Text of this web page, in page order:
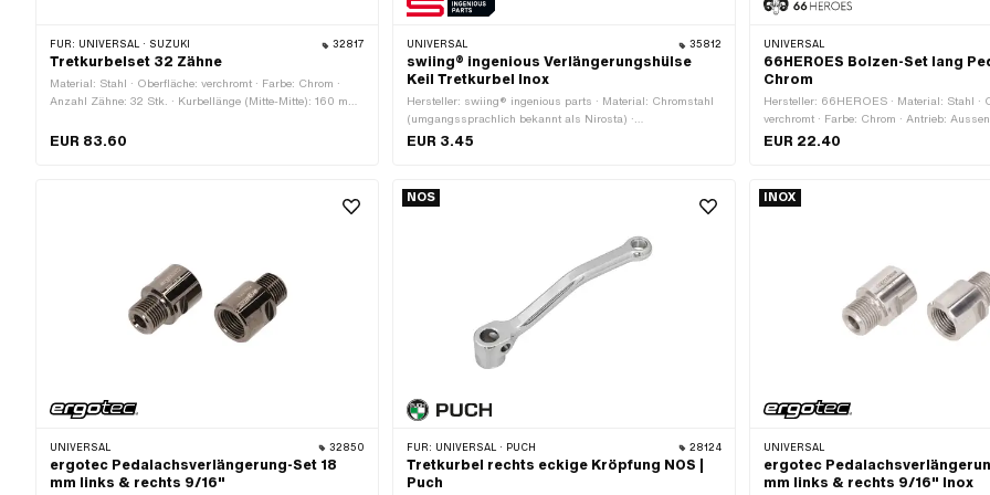
FÜR: UNIVERSAL · SUZUKI 32817
Tretkurbelset 32 Zähne
Material: Stahl · Oberfläche: verchromt · Farbe: Chrom ·
Anzahl Zähne: 32 Stk. · Kurbellänge (Mitte-Mitte): 160 mm
aussen: 135 mm · Ø Tretkeil: 9 mm · Ø Tretachse: 16 mm ·
EUR 83.60
UNIVERSAL 35812
swiing® ingenious Verlängerungshülse
Keil Tretkurbel Inox
Hersteller: swiing® ingenious parts · Material: Chromstahl
(umgangssprachlich bekannt als Nirosta) ·
Nenndurchmesser innen: 10 mm · Ø aussen: 15.7 mm · Ø
EUR 3.45
UNIVERSAL
66HEROES Bolzen-Set lang
Chrom
Hersteller: 66HEROES · Material: Stahl ·
verchromt · Farbe: Chrom · Antrieb:
Schlüsselweite: 14 mm · Gesamtlänge: 71
EUR 22.40
UNIVERSAL 32850
ergotec Pedalachsverlängerung-Set 18
mm links & rechts 9/16"
NOS
FÜR: UNIVERSAL · PUCH 28124
Tretkurbel rechts eckige Kröpfung NOS |
Puch
INOX
UNIVERSAL
ergotec
mm links & rechts 9/16" Inox